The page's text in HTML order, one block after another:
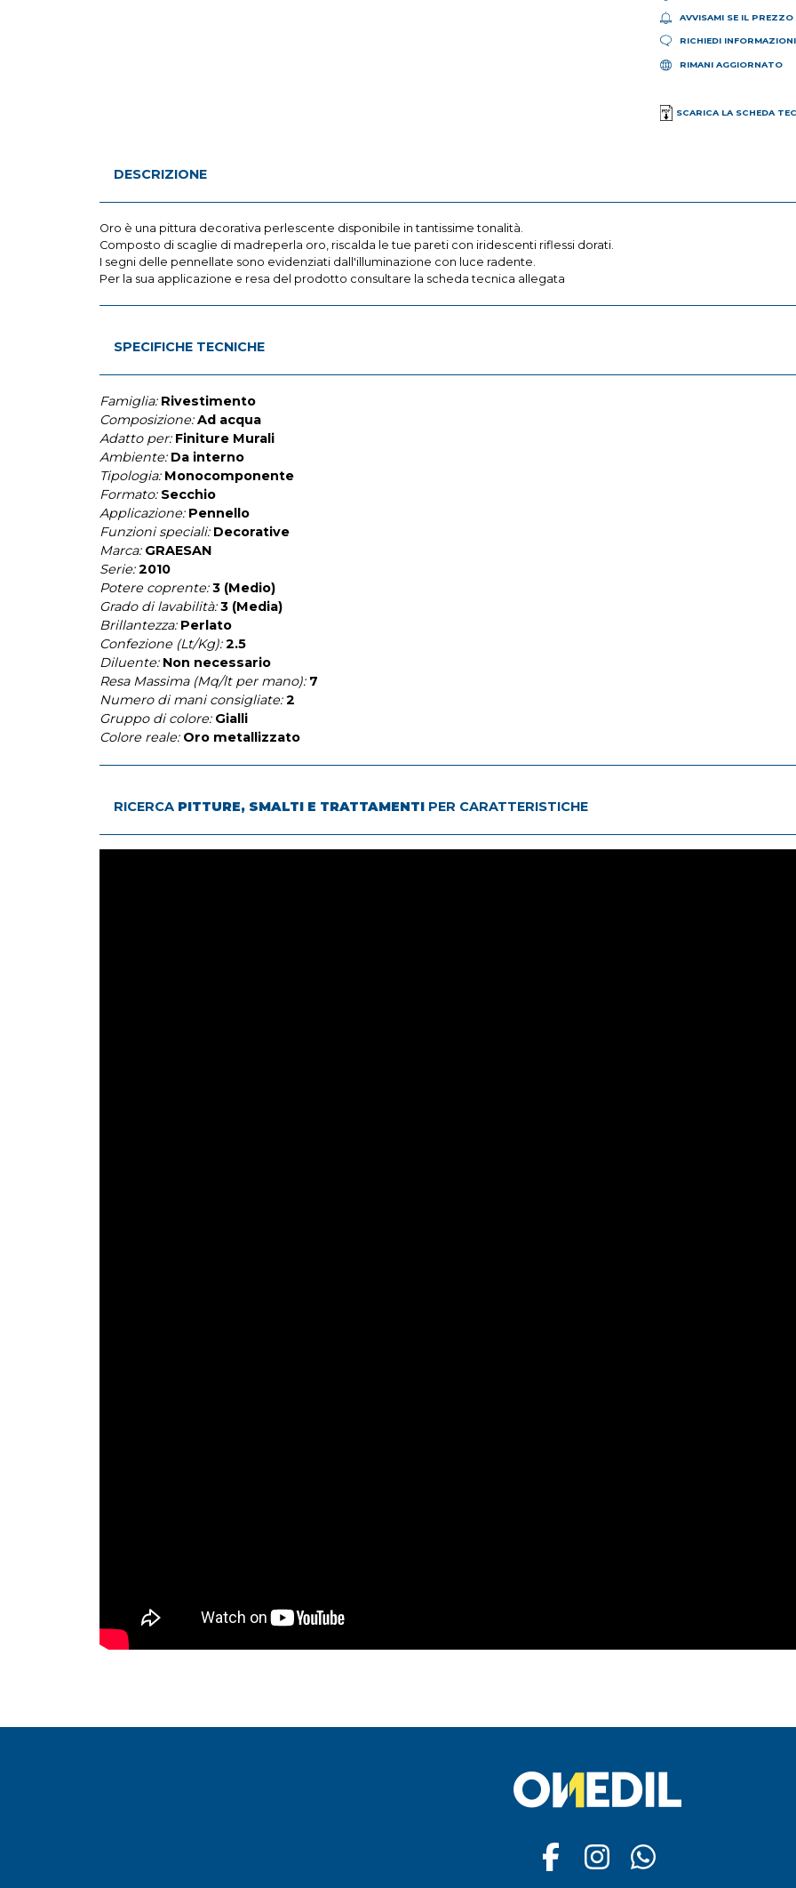
AVVISAMI SE IL PREZZO
RICHIEDI INFORMAZIONI
RIMANI AGGIORNATO
SCARICA LA SCHEDA
DESCRIZIONE
Oro è una pittura decorativa perlescente disponibile in tantissime tonalità.
Composto di scaglie di madreperla oro, riscalda le tue pareti con iridescenti riflessi dorati.
I segni delle pennellate sono evidenziati dall'illuminazione con luce radente.
Per la sua applicazione e resa del prodotto consultare la scheda tecnica allegata
SPECIFICHE TECNICHE
Famiglia: Rivestimento
Composizione: Ad acqua
Adatto per: Finiture Murali
Ambiente: Da interno
Tipologia: Monocomponente
Formato: Secchio
Applicazione: Pennello
Funzioni speciali: Decorative
Marca: GRAESAN
Serie: 2010
Potere coprente: 3 (Medio)
Grado di lavabilità: 3 (Media)
Brillantezza: Perlato
Confezione (Lt/Kg): 2.5
Diluente: Non necessario
Resa Massima (Mq/lt per mano): 7
Numero di mani consigliate: 2
Gruppo di colore: Gialli
Colore reale: Oro metallizzato
RICERCA PITTURE, SMALTI E TRATTAMENTI PER CARATTERISTICHE